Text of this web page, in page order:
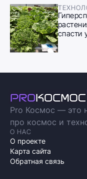
спасти
Pro Космос — это
про космос и
О НАС
О проекте
Карта сайта
Обратная связь